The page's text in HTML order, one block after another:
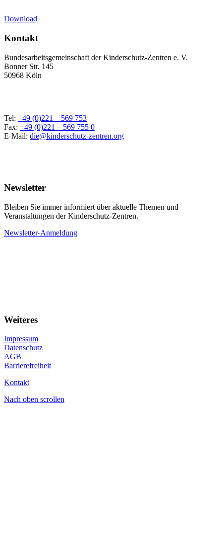
Download
Kontakt
Bundesarbeitsgemeinschaft der Kinderschutz-Zentren e. V.
Bonner Str. 145
50968 Köln
Tel: +49 (0)221 – 569 753
Fax: +49 (0)221 – 569 755 0
E-Mail: die@kinderschutz-zentren.org
Newsletter
Bleiben Sie immer informiert über aktuelle Themen und
Veranstaltungen der Kinderschutz-Zentren.
Newsletter-Anmeldung
Weiteres
Impressum
Datenschutz
AGB
Barrierefreiheit
Kontakt
Nach oben scrollen